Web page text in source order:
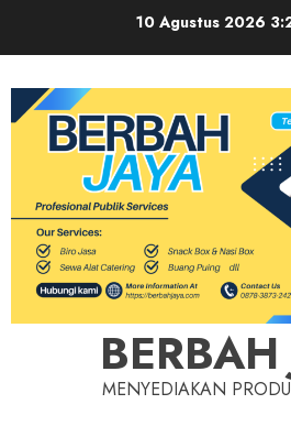
10 Agustus 2026
BERBAH
MENYEDIAKAN